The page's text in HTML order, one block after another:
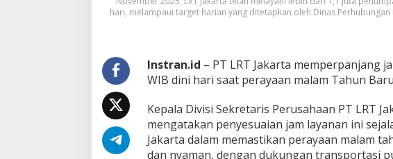
a
r
2
6
L
R
T
a
hari, melampaui target harian yang ditetapkan oleh Dinas
Instran.id – PT LRT Jakarta memperpanjang
WIB dini hari saat perayaan malam Tahun
Kepala Divisi Sekretaris Perusahaan PT LRT
mengatakan penyesuaian jam layanan ini
Jakarta dalam memastikan perayaan malam
dan nyaman, dengan dukungan transportasi